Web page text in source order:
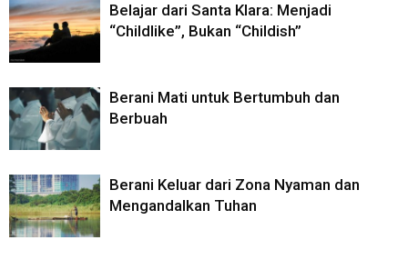
Belajar dari Santa Klara: Menjadi
“Childlike”, Bukan “Childish”
Berani Mati untuk Bertumbuh dan
Berbuah
Berani Keluar dari Zona Nyaman dan
Mengandalkan Tuhan